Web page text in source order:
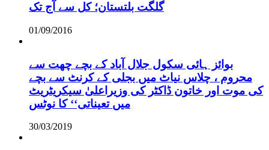
گلگت بلتستان؛ کل سے آج تک
01/09/2016
بوائز ہائی سکول جلال آباد کے بچے چھت سے
محروم ، چلاس نیاٹ میں بجلی کے کرنٹ سے بچے
کی موت اور خاتون ڈاکٹر کی وزیراعلیٰ سیکریٹریٹ
میں تعیناتی‘‘ کا نوٹس
30/03/2019